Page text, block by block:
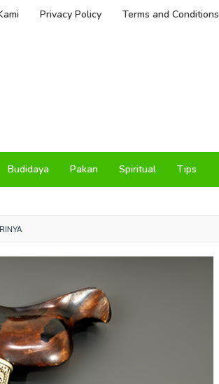
Privacy Policy Terms and Conditions
Budidaya Pakan Spiritual Tips